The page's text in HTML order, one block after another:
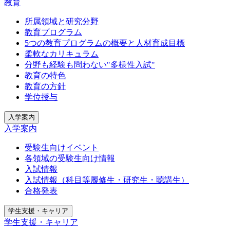
教育
所属領域と研究分野
教育プログラム
5つの教育プログラムの概要と人材育成目標
柔軟なカリキュラム
分野も経験も問わない"多様性入試"
教育の特色
教育の方針
学位授与
入学案内
入学案内
受験生向けイベント
各領域の受験生向け情報
入試情報
入試情報（科目等履修生・研究生・聴講生）
合格発表
学生支援・キャリア
学生支援・キャリア